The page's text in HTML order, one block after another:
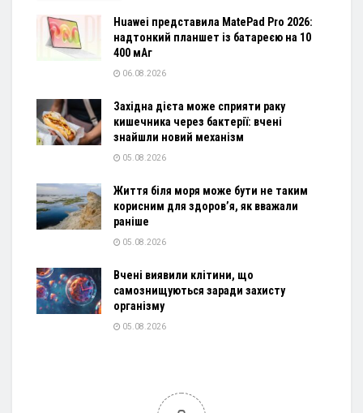
Huawei представила MatePad Pro 2026:
надтонкий планшет із батареєю на 10
400 мАг
06.08.2026
Західна дієта може сприяти раку
кишечника через бактерії: вчені
знайшли новий механізм
05.08.2026
Життя біля моря може бути не таким
корисним для здоров’я, як вважали
раніше
05.08.2026
Вчені виявили клітини, що
самознищуються заради захисту
організму
05.08.2026